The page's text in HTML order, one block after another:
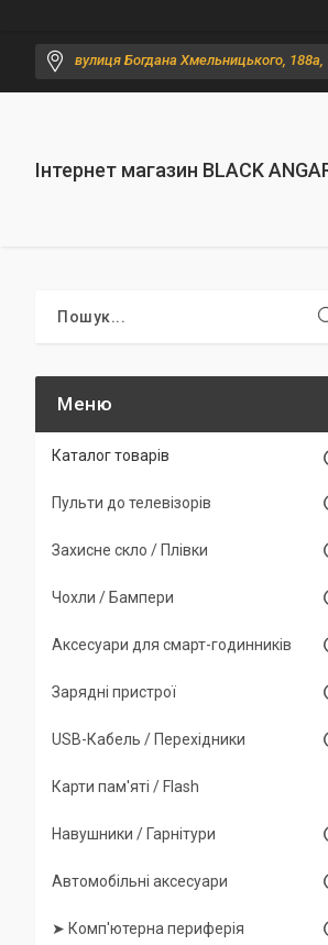
вулиця Богдана Хмельницького, 188а,
Інтернет магазин BLACK
Каталог товарів
Пульти до телевізорів
Захисне скло / Плівки
Чохли / Бампери
Аксесуари для смарт-годинників
Зарядні пристрої
USB-Кабель / Перехідники
Карти пам'яті / Flash
Навушники / Гарнітури
Автомобільні аксесуари
➤ Комп'ютерна периферія